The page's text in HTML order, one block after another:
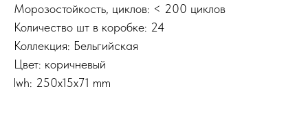
Морозостойкость, циклов: < 200 циклов
Количество шт в коробке: 24
Коллекция: Бельгийская
Цвет: коричневый
lwh: 250x15x71 mm